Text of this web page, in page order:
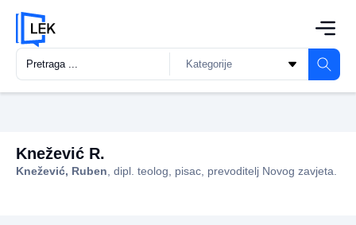
Knežević R.
Knežević, Ruben, dipl. teolog, pisac, prevoditelj Novog zavjeta.